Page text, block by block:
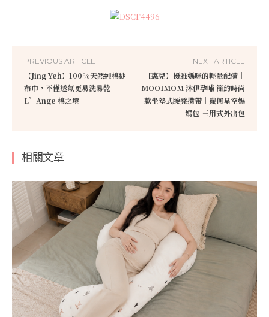
PREVIOUS ARTICLE
【Jing Yeh】100%天然純棉紗
布巾，不僅透氣更易洗易乾-
L’Ange 棉之境
NEXT ARTICLE
【惠兒】優雅媽咪的輕量配備｜
MOOIMOM 沐伊孕哺 簡約時尚
款坐墊式腰凳揹帶｜幾何星空媽
媽包-三用式外出包
相關文章